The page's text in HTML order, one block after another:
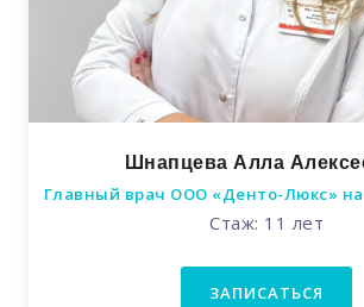
Шнапцева Алла
Главный врач ООО «Денто-Люкс»
Стаж: 11 лет
ЗАПИСАТЬСЯ